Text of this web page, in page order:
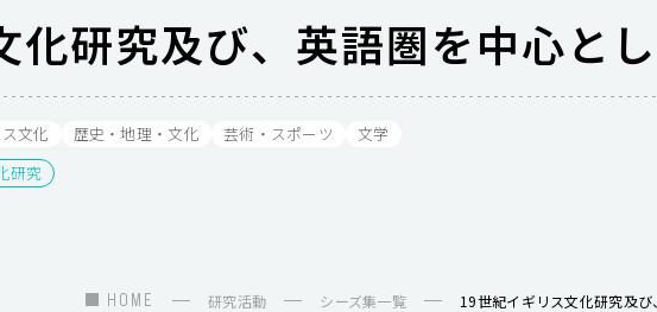
化研究及び、英語圏を中心と
文化 歴史・地理・文化 芸術・スポーツ 文学
研究
HOME 研究活動 シーズ集一覧